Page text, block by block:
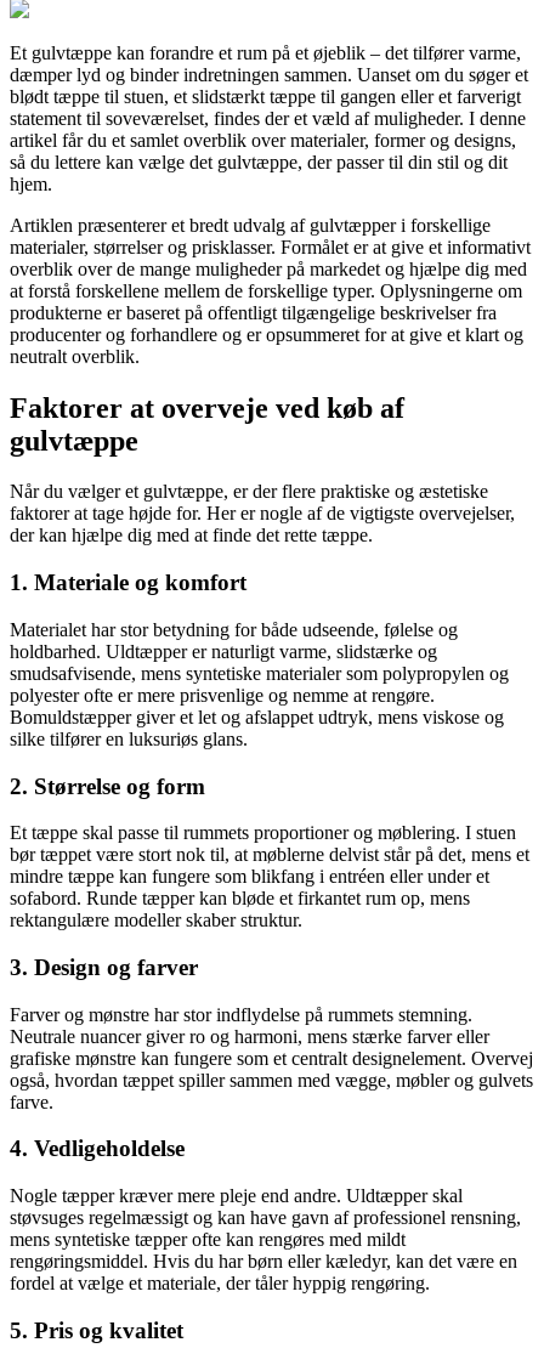
Et gulvtæppe kan forandre et rum på et øjeblik – det tilfører varme,
dæmper lyd og binder indretningen sammen. Uanset om du søger et
blødt tæppe til stuen, et slidstærkt tæppe til gangen eller et farverigt
statement til soveværelset, findes der et væld af muligheder. I denne
artikel får du et samlet overblik over materialer, former og designs,
så du lettere kan vælge det gulvtæppe, der passer til din stil og dit
hjem.
Artiklen præsenterer et bredt udvalg af gulvtæpper i forskellige
materialer, størrelser og prisklasser. Formålet er at give et informativt
overblik over de mange muligheder på markedet og hjælpe dig med
at forstå forskellene mellem de forskellige typer. Oplysningerne om
produkterne er baseret på offentligt tilgængelige beskrivelser fra
producenter og forhandlere og er opsummeret for at give et klart og
neutralt overblik.
Faktorer at overveje ved køb af
gulvtæppe
Når du vælger et gulvtæppe, er der flere praktiske og æstetiske
faktorer at tage højde for. Her er nogle af de vigtigste overvejelser,
der kan hjælpe dig med at finde det rette tæppe.
1. Materiale og komfort
Materialet har stor betydning for både udseende, følelse og
holdbarhed. Uldtæpper er naturligt varme, slidstærke og
smudsafvisende, mens syntetiske materialer som polypropylen og
polyester ofte er mere prisvenlige og nemme at rengøre.
Bomuldstæpper giver et let og afslappet udtryk, mens viskose og
silke tilfører en luksuriøs glans.
2. Størrelse og form
Et tæppe skal passe til rummets proportioner og møblering. I stuen
bør tæppet være stort nok til, at møblerne delvist står på det, mens et
mindre tæppe kan fungere som blikfang i entréen eller under et
sofabord. Runde tæpper kan bløde et firkantet rum op, mens
rektangulære modeller skaber struktur.
3. Design og farver
Farver og mønstre har stor indflydelse på rummets stemning.
Neutrale nuancer giver ro og harmoni, mens stærke farver eller
grafiske mønstre kan fungere som et centralt designelement. Overvej
også, hvordan tæppet spiller sammen med vægge, møbler og gulvets
farve.
4. Vedligeholdelse
Nogle tæpper kræver mere pleje end andre. Uldtæpper skal
støvsuges regelmæssigt og kan have gavn af professionel rensning,
mens syntetiske tæpper ofte kan rengøres med mildt
rengøringsmiddel. Hvis du har børn eller kæledyr, kan det være en
fordel at vælge et materiale, der tåler hyppig rengøring.
5. Pris og kvalitet